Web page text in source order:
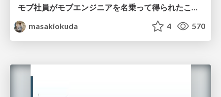
モブ社員がモブエンジニアを名乗って得られたこと_20260413
masakiokuda
4 570